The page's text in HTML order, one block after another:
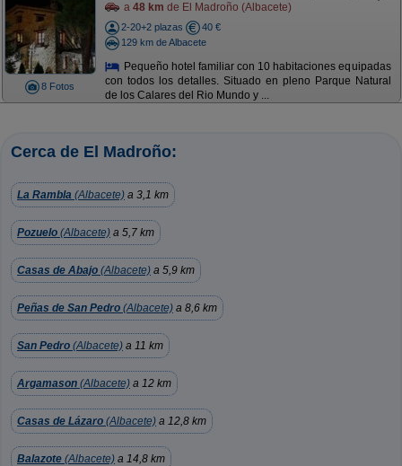
8 Fotos
a 48 km de El Madroño (Albacete)
2-20+2 plazas
40 €
129 km de Albacete
Pequeño hotel familiar con 10 habitaciones equipadas
con todos los detalles. Situado en pleno Parque Natural
de los Calares del Rio Mundo y ...
Cerca de El Madroño:
La Rambla (Albacete) a 3,1 km
Pozuelo (Albacete) a 5,7 km
Casas de Abajo (Albacete) a 5,9 km
Peñas de San Pedro (Albacete) a 8,6 km
San Pedro (Albacete) a 11 km
Argamason (Albacete) a 12 km
Casas de Lázaro (Albacete) a 12,8 km
Balazote (Albacete) a 14,8 km